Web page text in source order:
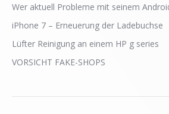
Wer aktuell Probleme mit seinem
iPhone 7 – Erneuerung der Ladebuchse
Lüfter Reinigung an einem HP g series
VORSICHT FAKE-SHOPS